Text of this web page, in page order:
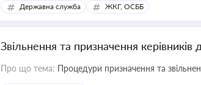
Державна служба ЖКГ, ОСББ
Звільнення та призначення
Про що тема: Процедури призначення та